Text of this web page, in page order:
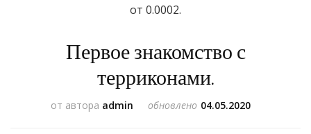
от 0.0002.
Первое знакомство с
терриконами.
от автора admin обновлено 04.05.2020